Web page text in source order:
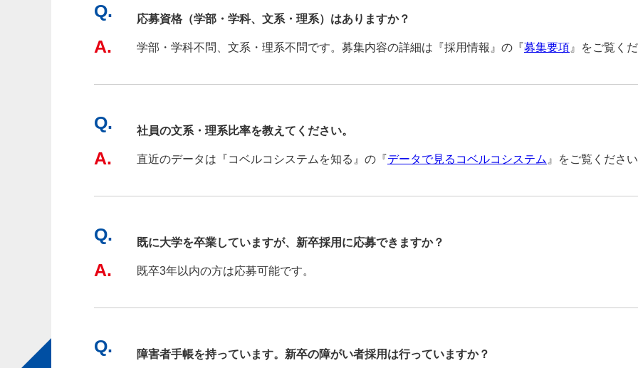
Q. 応募資格（学部・学科、文系・理系）はありますか？
A. 学部・学科不問、文系・理系不問です。募集内容の詳細は『採用情報』の『募集要項 』をご覧く
Q. 社員の文系・理系比率を教えてください。
A. 直近のデータは『コベルコシステムを知る』の『データで見るコベルコシステム 』をご覧くださ
Q. 既に大学を卒業していますが、新卒採用に応募できますか？
A. 既卒3年以内の方は応募可能です。
Q. 障害者手帳を持っています。新卒の障がい者採用は行っていますか？